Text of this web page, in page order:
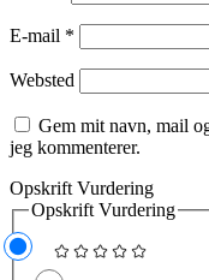
E-mail *
Websted
Gem mit navn, mail
jeg kommenterer.
Opskrift Vurdering
Opskrift Vurdering